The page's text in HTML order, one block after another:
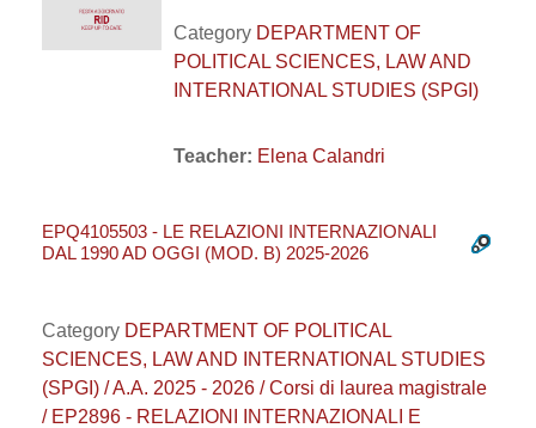
Category DEPARTMENT OF
POLITICAL SCIENCES, LAW AND
INTERNATIONAL STUDIES (SPGI)
Teacher: Elena Calandri
EPQ4105503 - LE RELAZIONI INTERNAZIONALI
DAL 1990 AD OGGI (MOD. B) 2025-2026
Category DEPARTMENT OF POLITICAL
SCIENCES, LAW AND INTERNATIONAL STUDIES
(SPGI) / A.A. 2025 - 2026 / Corsi di laurea magistrale
/ EP2896 - RELAZIONI INTERNAZIONALI E